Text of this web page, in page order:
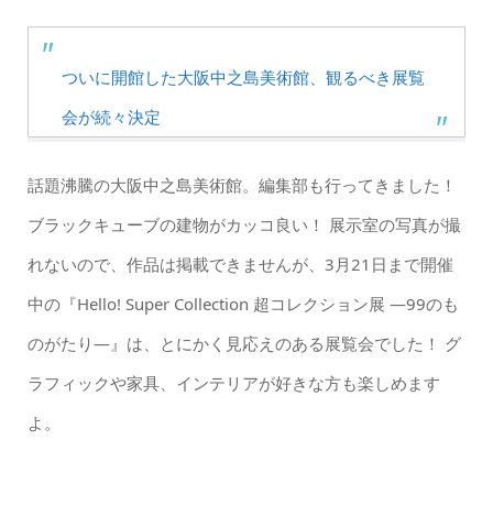
ついに開館した大阪中之島美術館、観るべき展覧
会が続々決定
話題沸騰の大阪中之島美術館。編集部も行ってきました！
ブラックキューブの建物がカッコ良い！ 展示室の写真が撮
れないので、作品は掲載できませんが、3月21日まで開催
中の『Hello! Super Collection 超コレクション展 ―99のも
のがたり―』は、とにかく見応えのある展覧会でした！ グ
ラフィックや家具、インテリアが好きな方も楽しめます
よ。